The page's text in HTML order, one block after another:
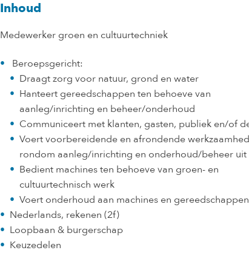
Inhoud
Medewerker groen en cultuurtechniek
Beroepsgericht:
Draagt zorg voor natuur, grond en water
Hanteert gereedschappen ten behoeve van
aanleg/inrichting en beheer/onderhoud
Communiceert met klanten, gasten, publiek en/of
Voert voorbereidende en afrondende
rondom aanleg/inrichting en onderhoud/beheer uit
Bedient machines ten behoeve van groen- en
cultuurtechnisch werk
Voert onderhoud aan machines en
Nederlands, rekenen (2f)
Loopbaan & burgerschap
Keuzedelen